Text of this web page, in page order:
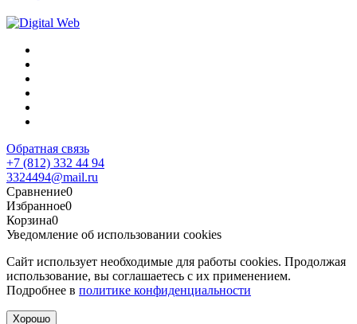
Обратная связь
+7 (812) 332 44 94
3324494@mail.ru
Сравнение0
Избранное0
Корзина0
Уведомление об использовании cookies
Сайт использует необходимые для работы cookies. Продолжая
использование, вы соглашаетесь с их применением.
Подробнее в политике конфиденциальности
Хорошо